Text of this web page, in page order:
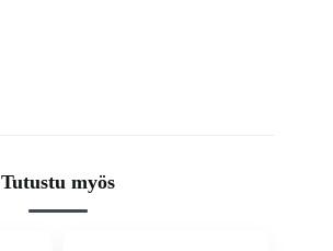
Tutustu myös